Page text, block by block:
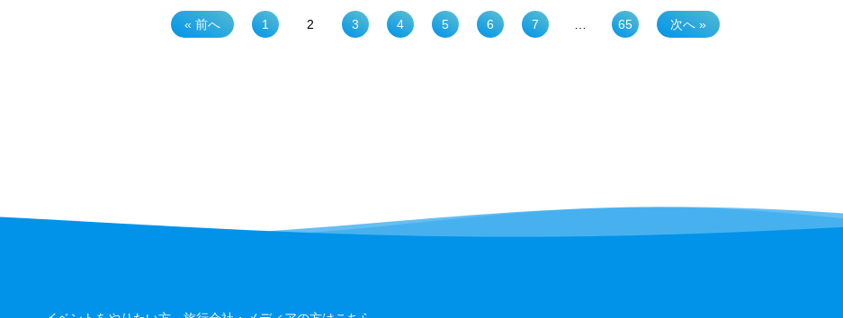
« 前へ 1 2 3 4 5 6 7 65 次へ »